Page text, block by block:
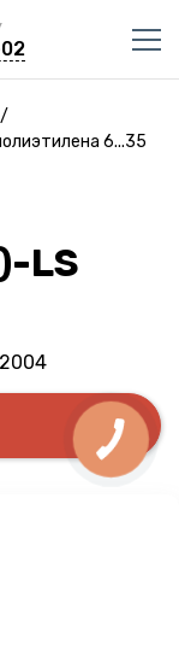
/
6...35
LS